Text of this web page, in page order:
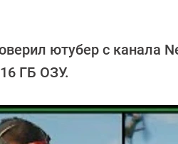
ютубер с канала
ГБ ОЗУ.